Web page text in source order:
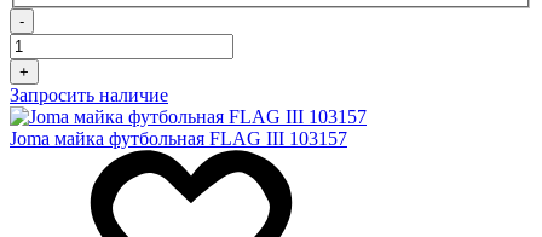
-
+
Запросить наличие
Joma майка футбольная FLAG III 103157